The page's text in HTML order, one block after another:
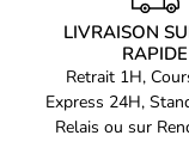
Le châssis en acier
que la fenêtre
votre boîtier et offre
Design élégant et
Emplacements PCI
Panneau d’E/S :
LIVRAISON
RAPIDE
Retrait 1H,
Express 24H,
Relais ou sur